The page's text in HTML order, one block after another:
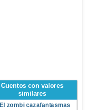
Cuentos con valores
similares
El zombi cazafantasmas